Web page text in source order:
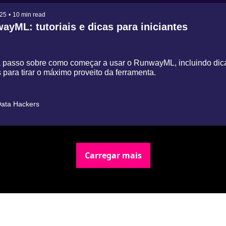
• 10 min read
tutoriais e dicas para iniciantes
passo sobre como começar a usar o RunwayML, incluindo
para tirar o máximo proveito da ferramenta.
Hackers
Carregar mais